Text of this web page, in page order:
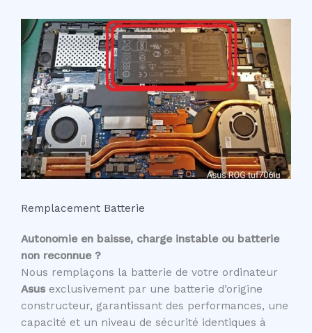
Remplacement Batterie
Autonomie en baisse, charge instable ou batterie
non reconnue ?
Nous remplaçons la batterie de votre ordinateur
Asusexclusivement par une batterie d’origine
constructeur, garantissant des performances, une
capacité et un niveau de sécurité identiques à